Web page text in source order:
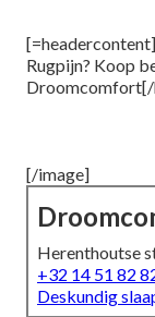
Rugpijn? Koop
Droomcomfort[/
[/image]
Herenthoutse
+32 14 51 82
Deskundig